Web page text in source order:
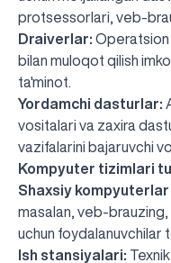
protsessorlari, veb-
Draiverlar: Operatsion
bilan muloqot qilish
ta'minot.
Yordamchi dasturlar:
vositalari va zaxira
vazifalarini bajaruvchi
Kompyuter tizimlari
Shaxsiy kompyuterlar
masalan, veb-brauzing,
uchun foydalanuvchilar
Ish stansiyalari: